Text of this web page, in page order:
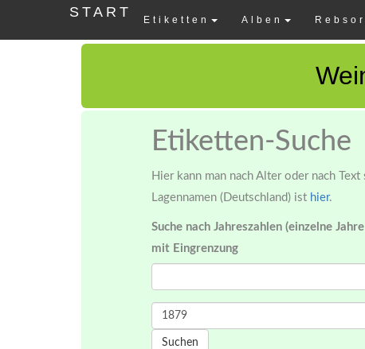
START Etiketten Alben
Etiketten-Suche
Hier kann man nach Alter oder nach
Lagennamen (Deutschland) ist hier.
Suche nach Jahreszahlen (einzelne
mit Eingrenzung
Suchen